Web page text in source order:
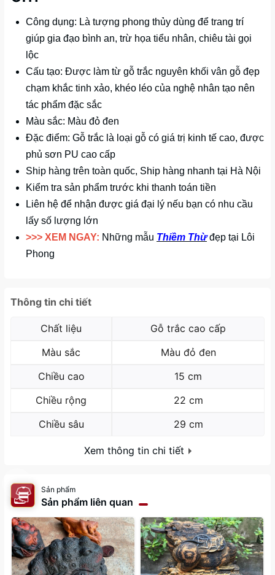
Công dụng: Là tượng phong thủy dùng để trang trí
giúp gia đạo bình an, trừ họa tiểu nhân, chiêu tài gọi
lộc
Cấu tạo: Được làm từ gỗ trắc nguyên khối vân gỗ đẹp
chạm khắc tinh xảo, khéo léo của nghệ nhân tạo nên
tác phẩm đặc sắc
Màu sắc: Màu đỏ đen
Đặc điểm: Gỗ trắc là loại gỗ có giá trị kinh tế cao, được
phủ sơn PU cao cấp
Ship hàng trên toàn quốc, Ship hàng nhanh tại Hà Nội
Kiểm tra sản phẩm trước khi thanh toán tiền
Liên hệ để nhận được giá đại lý nếu bạn có nhu cầu
lấy số lượng lớn
>>> XEM NGAY: Những mẫu Thiềm Thừđẹp tại Lôi
Phong
Thông tin chi tiết
Chất liệu
Gỗ trắc cao cấp
Màu sắc
Màu đỏ đen
Chiều cao
15 cm
Chiều rộng
22 cm
Chiều sâu
29 cm
Xem thông tin chi tiết
Sản phẩm
Sản phẩm liên quan